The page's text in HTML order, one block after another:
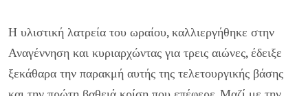
Η υλιστική λατρεία του ωραίου, καλλιεργήθηκε στην
Αναγέννηση και κυριαρχώντας για τρεις αιώνες, έδειξε
ξεκάθαρα την παρακμή αυτής της τελετουργικής βάσης